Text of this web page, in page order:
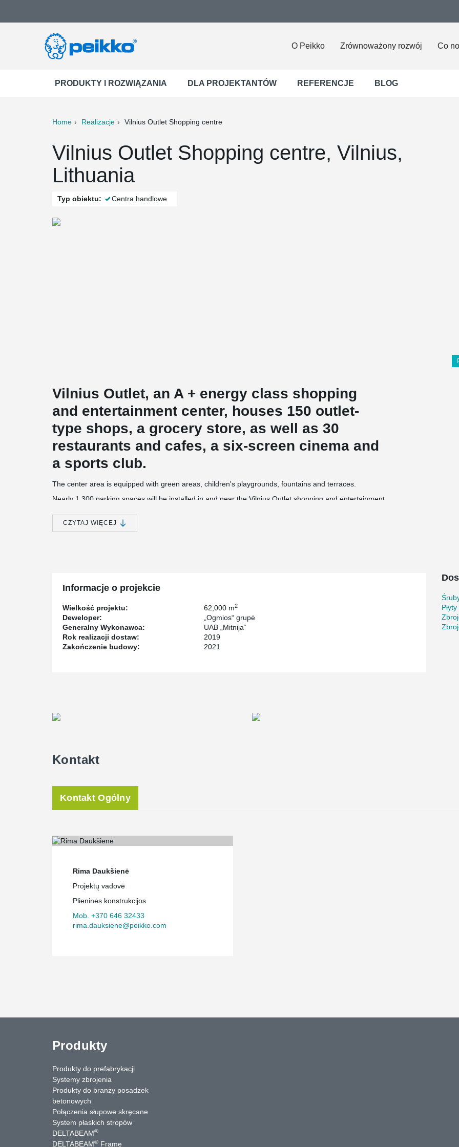
O Peikko Zrównoważony rozwój Co
PRODUKTY I ROZWIĄZANIA DLA PROJEKTANTÓW REFERENCJE BLOG
Home Realizacje Vilnius Outlet Shopping centre
Vilnius Outlet Shopping centre, Vilnius,
Lithuania
Typ obiektu: Centra handlowe
Vilnius Outlet, an A + energy class shopping
and entertainment center, houses 150 outlet-
type shops, a grocery store, as well as 30
restaurants and cafes, a six-screen cinema and
a sports club.
The center area is equipped with green areas, children's playgrounds, fountains and terraces.
Nearly 1,300 parking spaces will be installed in and near the Vilnius Outlet shopping and entertainment
The construction value of the project - more than 51 million euros.
CZYTAJ WIĘCEJ
Informacje o projekcie
Wielkość projektu: 62,000 m2
Deweloper:
„Ogmios“ grupė
Generalny Wykonawca:
UAB „Mitnija“
Rok realizacji dostaw:
2019
Zakończenie budowy:
2021
Kontakt
Kontakt Ogólny
Rima Daukšienė
Projektų vadovė
Plieninės konstrukcijos
Mob. +370 646 32433
rima.dauksiene@peikko.com
Produkty
Produkty do prefabrykacji
Systemy zbrojenia
Produkty do branży posadzek
betonowych
Połączenia słupowe skręcane
System płaskich stropów
DELTABEAM®
DELTABEAM® Frame